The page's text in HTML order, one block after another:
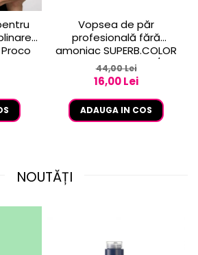
Proco
2x
Vopsea de păr
profesională fără
amoniac SUPERB.COLOR
100 ml - Pro.Co - 6/01
BLOND INCHIS CENUSIU
44,00 Lei
16,00 Lei
ADAUGA IN COS
NOUTĂȚI